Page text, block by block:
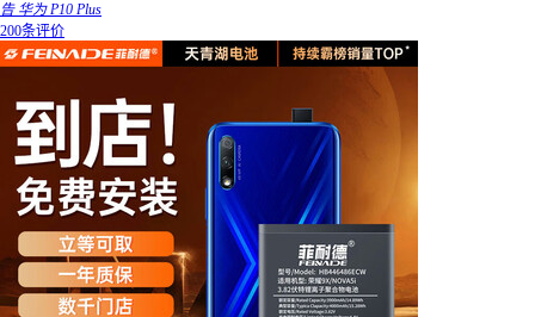
告 华为 P10 Plus
200条评价